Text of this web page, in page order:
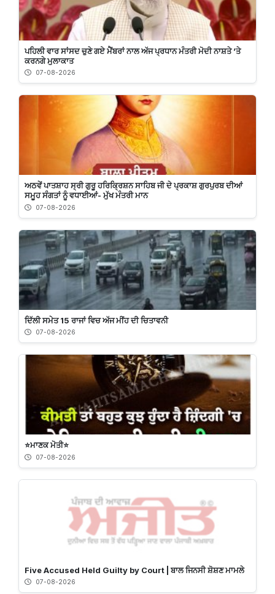
ਪਹਿਲੀ ਵਾਰ ਸਾਂਸਦ ਚੁਣੇ ਗਏ ਮੈਂਬਰਾਂ ਨਾਲ ਅੱਜ ਪ੍ਰਧਾਨ ਮੰਤਰੀ ਮੋਦੀ ਨਾਸ਼ਤੇ ’ਤੇ
ਕਰਨਗੇ ਮੁਲਾਕਾਤ
07-08-2026
ਅਠਵੇਂ ਪਾਤਸ਼ਾਹ ਸ੍ਰੀ ਗੁਰੂ ਹਰਿਕ੍ਰਿਸ਼ਨ ਸਾਹਿਬ ਜੀ ਦੇ ਪ੍ਰਕਾਸ਼ ਗੁਰਪੁਰਬ ਦੀਆਂ
ਸਮੂਹ ਸੰਗਤਾਂ ਨੂੰ ਵਧਾਈਆਂ- ਮੁੱਖ ਮੰਤਰੀ ਮਾਨ
07-08-2026
ਦਿੱਲੀ ਸਮੇਤ 15 ਰਾਜਾਂ ਵਿਚ ਅੱਜ ਮੀਂਹ ਦੀ ਚਿਤਾਵਨੀ
07-08-2026
⭐️ਮਾਣਕ ਮੋਤੀ⭐️
07-08-2026
Five Accused Held Guilty by Court | ਬਾਲ ਜਿਨਸੀ ਸ਼ੋਸ਼ਣ ਮਾਮਲੇ
07-08-2026